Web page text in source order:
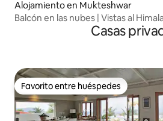
Alojamiento en Mukteshwar
Balcón en las nubes | Vistas al
Casas
Favorito entre huéspedes
Favorito entre huéspedes